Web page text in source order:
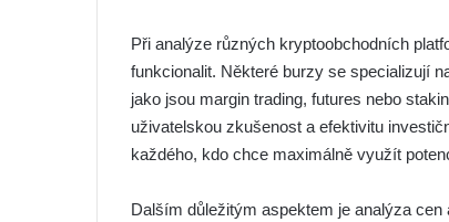
Při analýze různých kryptoobchodních
funkcionalit. Některé burzy se specializují
jako jsou margin trading, futures nebo
uživatelskou zkušenost a efektivitu
každého, kdo chce maximálně využít
Dalším důležitým aspektem je analýza